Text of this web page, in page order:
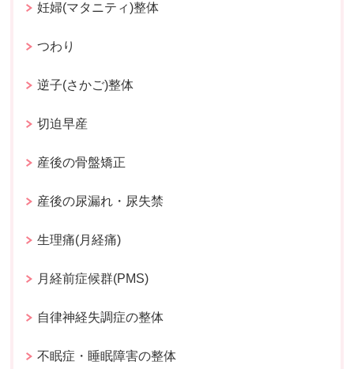
妊婦(マタニティ)整体
つわり
逆子(さかご)整体
切迫早産
産後の骨盤矯正
産後の尿漏れ・尿失禁
生理痛(月経痛)
月経前症候群(PMS)
自律神経失調症の整体
不眠症・睡眠障害の整体